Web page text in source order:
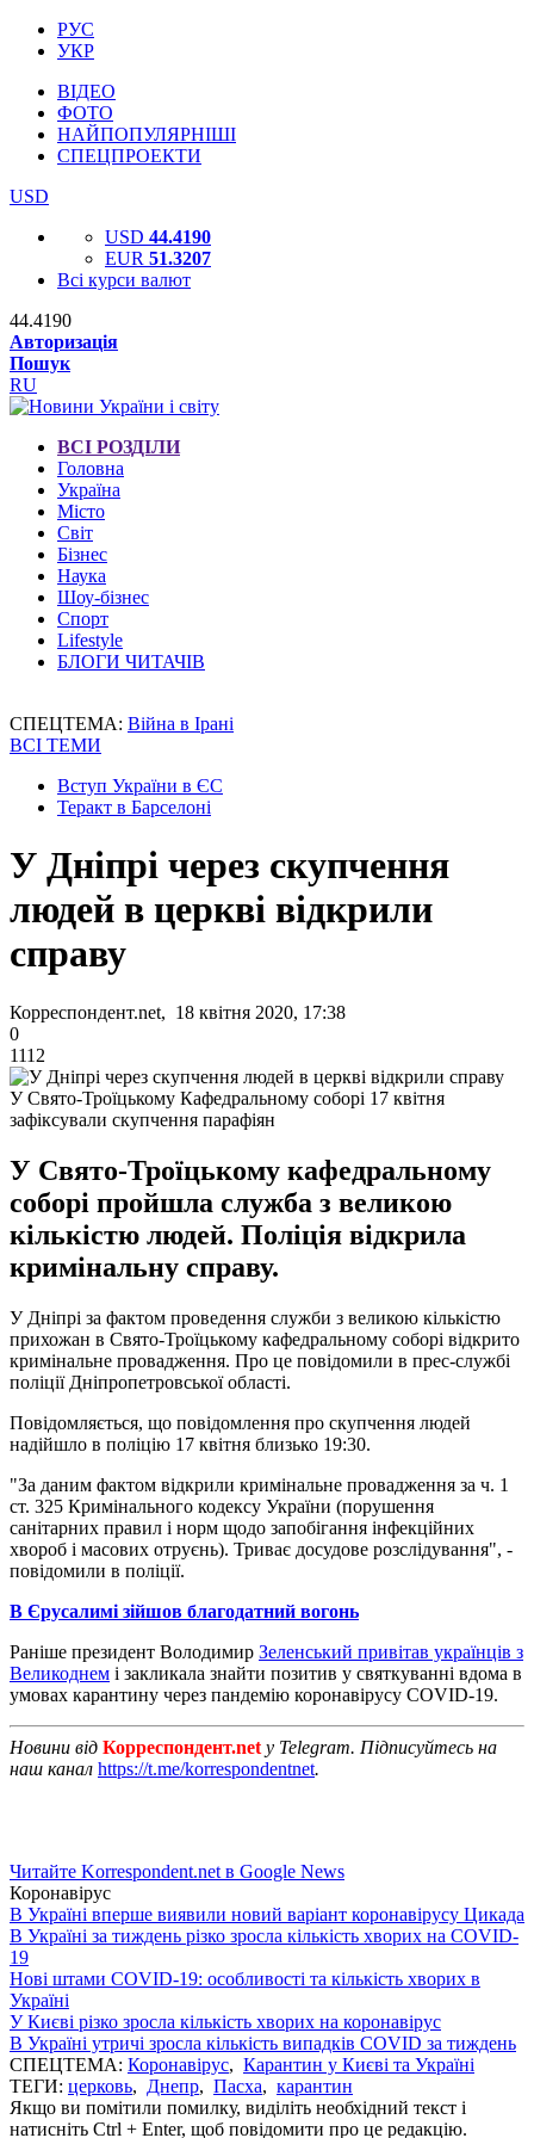
РУС
УКР
ВІДЕО
ФОТО
НАЙПОПУЛЯРНІШІ
СПЕЦПРОЕКТИ
USD
USD 44.4190
EUR 51.3207
Всі курси валют
44.4190
Авторизація
Пошук
RU
ВСІ РОЗДІЛИ
Головна
Україна
Місто
Світ
Бізнес
Наука
Шоу-бізнес
Спорт
Lifestyle
БЛОГИ ЧИТАЧІВ
СПЕЦТЕМА: Війна в Ірані
ВСІ ТЕМИ
Вступ України в ЄС
Теракт в Барселоні
У Дніпрі через скупчення
людей в церкві відкрили
справу
Корреспондент.net, 18 квітня 2020, 17:38
0
1112
У Свято-Троїцькому Кафедральному соборі 17 квітня
зафіксували скупчення парафіян
У Свято-Троїцькому кафедральному
соборі пройшла служба з великою
кількістю людей. Поліція відкрила
кримінальну справу.
У Дніпрі за фактом проведення служби з великою кількістю
прихожан в Свято-Троїцькому кафедральному соборі відкрито
кримінальне провадження. Про це повідомили в прес-службі
поліції Дніпропетровської області.
Повідомляється, що повідомлення про скупчення людей
надійшло в поліцію 17 квітня близько 19:30.
"За даним фактом відкрили кримінальне провадження за ч. 1
ст. 325 Кримінального кодексу України (порушення
санітарних правил і норм щодо запобігання інфекційних
хвороб і масових отруєнь). Триває досудове розслідування", -
повідомили в поліції.
В Єрусалимі зійшов благодатний вогонь
Раніше президент Володимир Зеленський привітав українців з
Великоднем і закликала знайти позитив у святкуванні вдома в
умовах карантину через пандемію коронавірусу COVID-19.
Новини від Корреспондент.net у Telegram. Підписуйтесь на
наш канал https://t.me/korrespondentnet.
Читайте Korrespondent.net в Google News
Коронавірус
В Україні вперше виявили новий варіант коронавірусу Цикада
В Україні за тиждень різко зросла кількість хворих на COVID-
19
Нові штами COVID-19: особливості та кількість хворих в
Україні
У Києві різко зросла кількість хворих на коронавірус
В Україні утричі зросла кількість випадків COVID за тиждень
СПЕЦТЕМА: Коронавірус, Карантин у Києві та Україні
ТЕГИ: церковь, Днепр, Пасха, карантин
Якщо ви помітили помилку, виділіть необхідний текст і
натисніть Ctrl + Enter, щоб повідомити про це редакцію.